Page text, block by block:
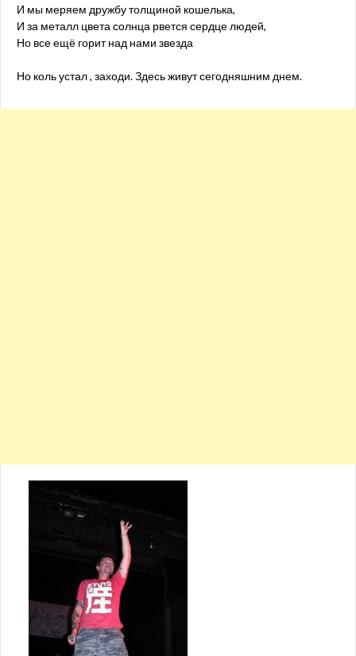
И мы меряем дружбу толщиной кошелька,
И за металл цвета солнца рвется сердце людей,
Но все ещё горит над нами звезда
Но коль устал , заходи. Здесь живут сегодняшним днем.